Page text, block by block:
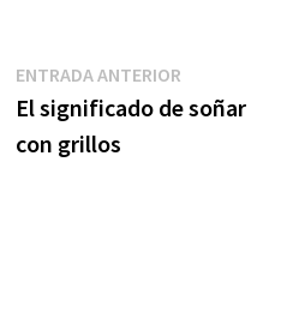
Navegación
de
entradas
ENTRADA ANTERIOREntrada
anterior:
El significado de soñar
con grillos